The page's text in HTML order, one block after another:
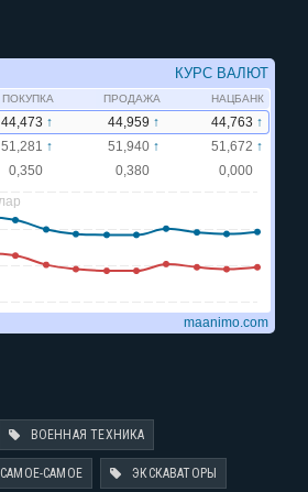
ВОЕННАЯ ТЕХНИКА
САМОЕ-САМОЕ ЭКСКАВАТОРЫ